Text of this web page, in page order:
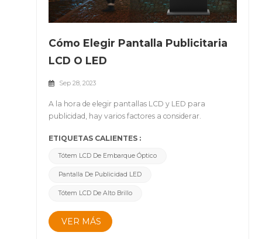
Cómo Elegir Pantalla Publicitaria
LCD O LED
Sep 28, 2023
A la hora de elegir pantallas LCD y LED para
publicidad, hay varios factores a considerar.
ayudar&aacute;n a tomar una decisi&oacute;n
informada: &nbsp; Tama&ntilde;o y
tama&ntilde;o de la pantalla seg&uacute;n la
distancia de visualizaci&oacute;n y el espacio
m&aacute;s altas, como Full HD (1920x1080) o 4K
Ultra HD (3840x2160), son preferibles para mostrar
ETIQUETAS CALIENTES :
Tótem LCD De Embarque Óptico
Pantalla De Publicidad LED
Tótem LCD De Alto Brillo
VER MÁS